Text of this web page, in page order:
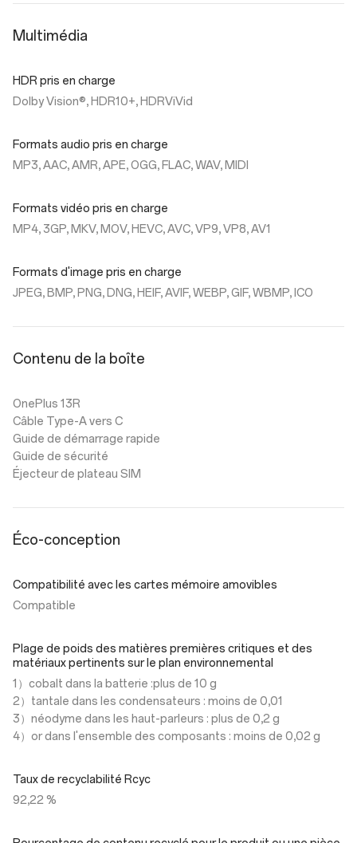
Multimédia
HDR pris en charge
Dolby Vision®, HDR10+, HDRViVid
Formats audio pris en charge
MP3, AAC, AMR, APE, OGG, FLAC, WAV, MIDI
Formats vidéo pris en charge
MP4, 3GP, MKV, MOV, HEVC, AVC, VP9, VP8, AV1
Formats d'image pris en charge
JPEG, BMP, PNG, DNG, HEIF, AVIF, WEBP, GIF, WBMP, ICO
Contenu de la boîte
OnePlus 13R
Câble Type-A vers C
Guide de démarrage rapide
Guide de sécurité
Éjecteur de plateau SIM
Éco-conception
Compatibilité avec les cartes mémoire amovibles
Compatible
Plage de poids des matières premières critiques et des
matériaux pertinents sur le plan environnemental
1）cobalt dans la batterie :plus de 10 g
2）tantale dans les condensateurs : moins de 0,01
3）néodyme dans les haut-parleurs : plus de 0,2 g
4）or dans l'ensemble des composants : moins de 0,02 g
Taux de recyclabilité Rcyc
92,22 %